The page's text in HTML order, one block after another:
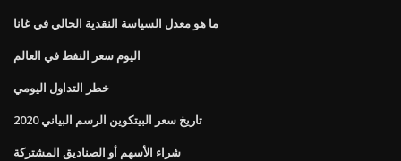
ما هو معدل السياسة النقدية الحالي في غانا
اليوم سعر النفط في العالم
خطر التداول اليومي
تاريخ سعر البيتكوين الرسم البياني 2020
شراء الأسهم أو الصناديق المشتركة